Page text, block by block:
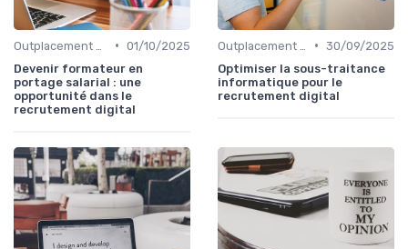
• 01/10/2025
Devenir formateur en
portage salarial : une
opportunité dans le
recrutement digital
• 30/09/2025
Optimiser la sous-traitance
informatique pour le
recrutement digital